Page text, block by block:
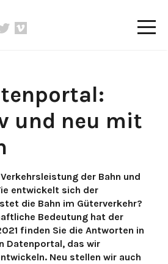
und neu mit
der Bahn und
entwickelt sich der
die Bahn im Güterverkehr?
Bedeutung hat der
finden Sie die Antworten in
Datenportal, das wir
Neu stellen wir auch